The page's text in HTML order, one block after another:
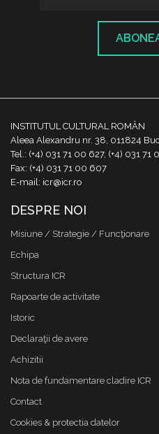
INSTITUTUL CULTURAL ROMÂN
Aleea Alexandru nr. 38, 011824
Tel.: (+4) 031 71 00 627, (+4) 031 71
Fax: (+4) 031 71 00 607
E-mail: icr@icr.ro
DESPRE NOI
Misiune / Strategie / Funcţionare
Echipa
Structura ICR
Rapoarte de activitate
Istoric
Declaraţii de avere
Achizitii
Nota de fundamentare cladire ICR
Contact
Cookies & protectia datelor